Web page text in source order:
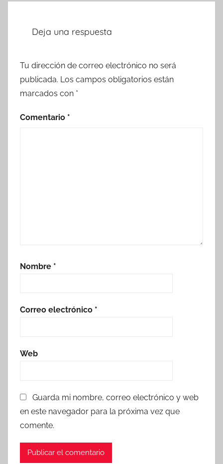
Deja una respuesta
Tu dirección de correo electrónico no será
publicada. Los campos obligatorios están
marcados con *
Comentario *
Nombre *
Correo electrónico *
Web
Guarda mi nombre, correo electrónico y web
en este navegador para la próxima vez que
comente.